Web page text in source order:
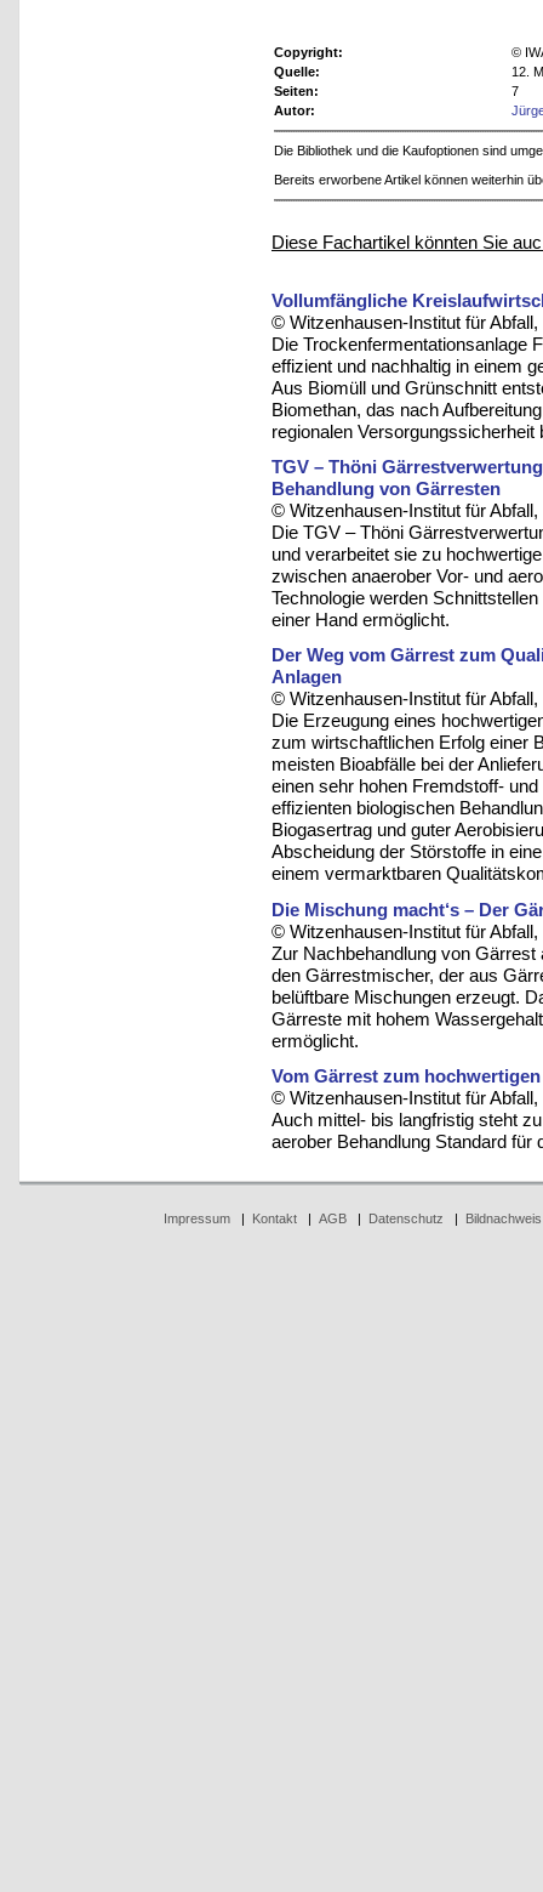
Copyright:
©
Quelle:
12.
Seiten:
7
Autor:
Die Bibliothek und die Kaufoptionen sind
Bereits erworbene Artikel können weiterhin
Diese Fachartikel könnten Sie
Vollumfängliche
© Witzenhausen-Institut für
Die Trockenfermentationsanlage
effizient und nachhaltig in einem
Aus Biomüll und Grünschnitt
Biomethan, das nach
regionalen Versorgungssicherheit
TGV – Thöni
Behandlung von Gärresten
© Witzenhausen-Institut für
Die TGV – Thöni
und verarbeitet sie zu
zwischen anaerober Vor- und
Technologie werden
einer Hand ermöglicht.
Der Weg vom Gärrest zum
Anlagen
© Witzenhausen-Institut für
Die Erzeugung eines
zum wirtschaftlichen Erfolg einer
meisten Bioabfälle bei der
einen sehr hohen Fremdstoff-
effizienten biologischen
Biogasertrag und guter
Abscheidung der Störstoffe in
einem vermarktbaren
Die Mischung macht‘s – Der
© Witzenhausen-Institut für
Zur Nachbehandlung von
den Gärrestmischer, der aus
belüftbare Mischungen erzeugt.
Gärreste mit hohem
ermöglicht.
Vom Gärrest zum
© Witzenhausen-Institut für
Auch mittel- bis langfristig steht
aerober Behandlung Standard für
Impressum| Kontakt| AGB| Datenschutz Bildnachweis